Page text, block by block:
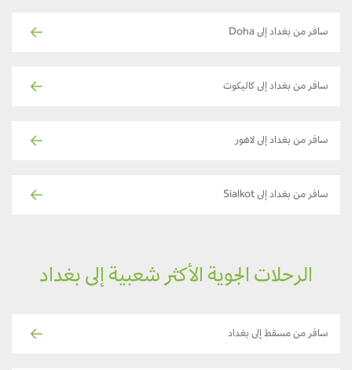
سافر من بغداد إلى Doha
سافر من بغداد إلى كاليكوت
سافر من بغداد إلى لاهور
سافر من بغداد إلى Sialkot
الرحلات الجوية الأكثر شعبية إلى بغداد
سافر من مسقط إلى بغداد